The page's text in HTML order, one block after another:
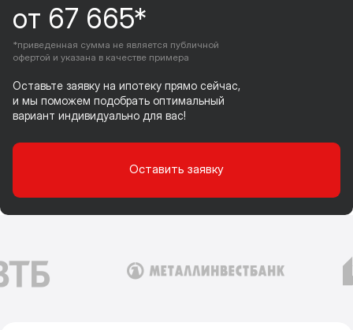
от 67 665*
*приведенная сумма не является публичной
офертой и указана в качестве примера
Оставьте заявку на ипотеку прямо сейчас,
и мы поможем подобрать оптимальный
вариант индивидуально для вас!
Оставить заявку